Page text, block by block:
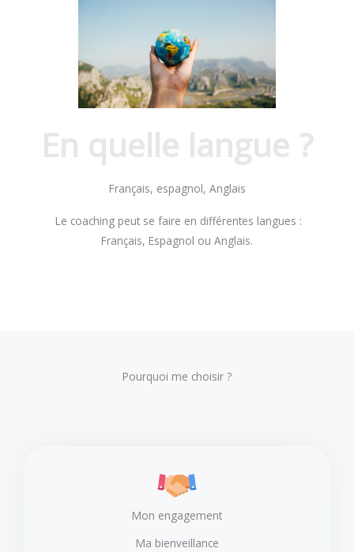
En quelle langue ?
Français, espagnol, Anglais
Le coaching peut se faire en différentes langues :
Français, Espagnol ou Anglais.
Pourquoi me choisir ?
Mon engagement
Ma bienveillance